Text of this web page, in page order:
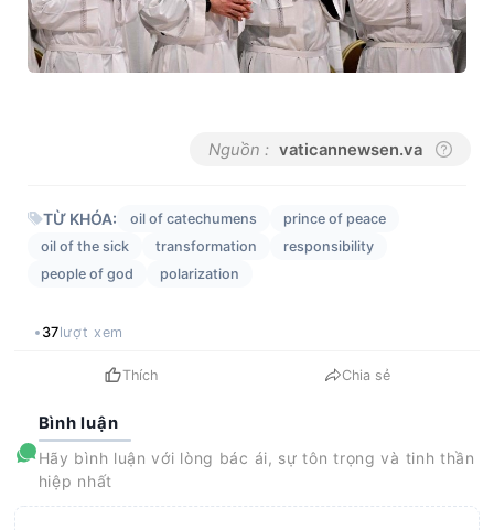
Nguồn : vaticannewsen.va
TỪ KHÓA: oil of catechumens
prince of peace
oil of the sick
transformation
responsibility
people of god
polarization
37lượt xem
Thích Chia sẻ
Bình luận
Hãy bình luận với lòng bác ái, sự tôn trọng và tinh thần
hiệp nhất